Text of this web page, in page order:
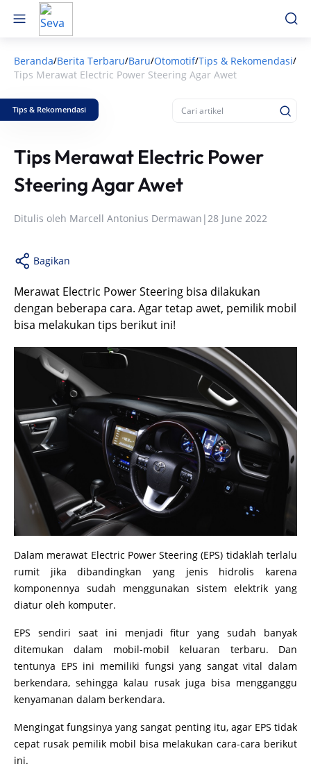
Beranda/Berita Terbaru/Baru/Otomotif/Tips & Rekomendasi/
Tips Merawat Electric Power Steering Agar Awet
Tips & Rekomendasi
Tips Merawat Electric Power
Steering Agar Awet
Ditulis oleh Marcell Antonius Dermawan |28 June 2022
Bagikan
Merawat Electric Power Steering bisa dilakukan
dengan beberapa cara. Agar tetap awet, pemilik mobil
bisa melakukan tips berikut ini!
Dalam merawat Electric Power Steering (EPS) tidaklah terlalu
rumit jika dibandingkan yang jenis hidrolis karena
komponennya sudah menggunakan sistem elektrik yang
diatur oleh komputer.
EPS sendiri saat ini menjadi fitur yang sudah banyak
ditemukan dalam mobil-mobil keluaran terbaru. Dan
tentunya EPS ini memiliki fungsi yang sangat vital dalam
berkendara, sehingga kalau rusak juga bisa mengganggu
kenyamanan dalam berkendara.
Mengingat fungsinya yang sangat penting itu, agar EPS tidak
cepat rusak pemilik mobil bisa melakukan cara-cara berikut
ini.